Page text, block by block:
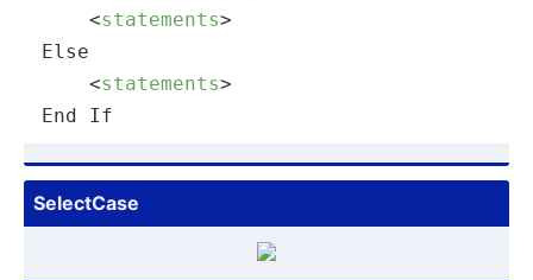
<statements>
Else
<statements>
End If
SelectCase